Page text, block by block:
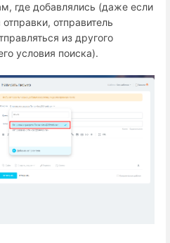
где добавлялись (даже если
отправитель
из другого
условия поиска).